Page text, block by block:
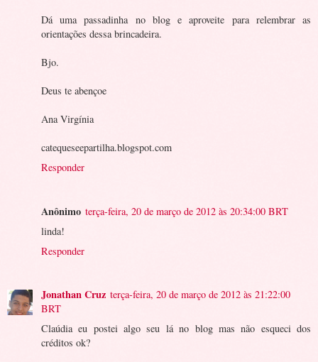
Dá uma passadinha no blog e aproveite para relembrar as
orientações dessa brincadeira.
Bjo.
Deus te abençoe
Ana Virgínia
catequeseepartilha.blogspot.com
Responder
Anônimo terça-feira, 20 de março de 2012 às 20:34:00 BRT
linda!
Responder
Jonathan Cruz terça-feira, 20 de março de 2012 às 21:22:00
BRT
Claúdia eu postei algo seu lá no blog mas não esqueci dos
créditos ok?